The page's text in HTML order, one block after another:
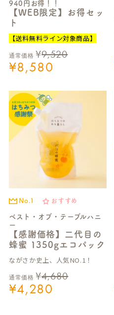
940円お得！！
【WEB限定】お得セッ
ト
【送料無料ライン対象商品】
通常価格 ¥9,520
¥8,580
No.1 おすすめ
ベスト・オブ・テーブルハニ
ー
【感謝価格】二代目の
蜂蜜 1350gエコパック
ながさか史上、人気NO.1！
通常価格 ¥4,680
¥4,280